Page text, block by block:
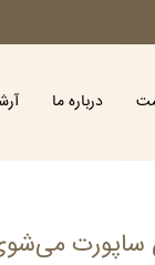
درباره ما
ساپورت